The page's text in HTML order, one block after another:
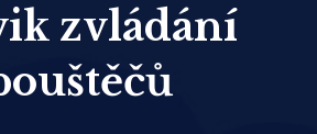
zvládání